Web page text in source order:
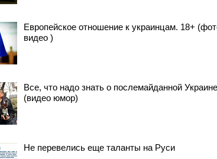
Европейское отношение к украинцам. 18+
видео )
Все, что надо знать о послемайданной Украине
(видео юмор)
Не перевелись еще таланты на Руси